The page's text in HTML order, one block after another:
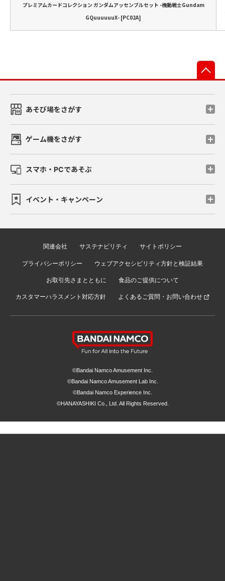
プレミアムカードコレクション ガンダムアッセンブルセット -機動戦士Gundam
GQuuuuuuX- [PC02A]
あそび場をさがす
ゲーム機をさがす
スマホ・PCであそぶ
イベント・キャンペーン
関連会社 サステナビリティ サイトポリシー
プライバシーポリシー ウェブアクセシビリティ方針と検証結果
お取引先さまとともに 食品のご提供について
カスタマーハラスメント対応方針 よくあるご質問・お問い合わせ
©Bandai Namco Amusement Inc.
©Bandai Namco Amusement Lab Inc.
©Bandai Namco Experience Inc.
©HANAYASHIKI Co., Ltd. All Rights Reserved.